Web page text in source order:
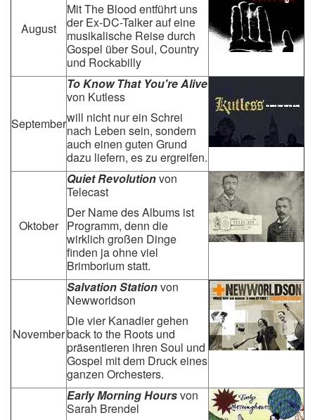
August
Mit The Blood entführt uns
der Ex-DC-Talker auf eine
musikalische Reise durch
Gospel über Soul, Country
und Rockabilly
September
To Know That You're Alive
von Kutless
will nicht nur ein Schrei
nach Leben sein, sondern
auch einen guten Grund
dazu liefern, es zu ergreifen.
Oktober
Quiet Revolutionvon
Telecast
Der Name des Albums ist
Programm, denn die
wirklich großen Dinge
finden ja ohne viel
Brimborium statt.
November
Salvation Stationvon
Newworldson
Die vier Kanadier gehen
back to the Roots und
präsentieren ihren Soul und
Gospel mit dem Druck eines
ganzen Orchesters.
Early Morning Hoursvon
Sarah Brendel